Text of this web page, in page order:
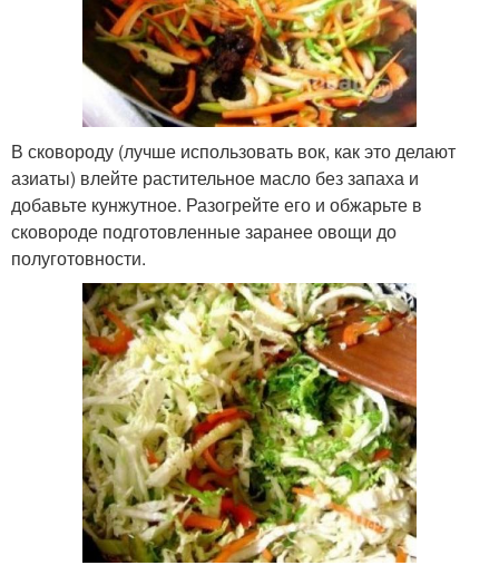
В сковороду (лучше использовать вок, как это делают
азиаты) влейте растительное масло без запаха и
добавьте кунжутное. Разогрейте его и обжарьте в
сковороде подготовленные заранее овощи до
полуготовности.